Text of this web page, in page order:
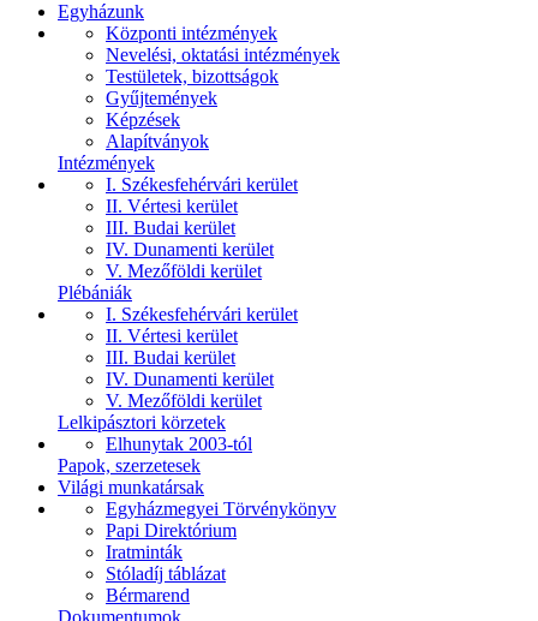
Egyházunk
Központi intézmények
Nevelési, oktatási intézmények
Testületek, bizottságok
Gyűjtemények
Képzések
Alapítványok
Intézmények
I. Székesfehérvári kerület
II. Vértesi kerület
III. Budai kerület
IV. Dunamenti kerület
V. Mezőföldi kerület
Plébániák
I. Székesfehérvári kerület
II. Vértesi kerület
III. Budai kerület
IV. Dunamenti kerület
V. Mezőföldi kerület
Lelkipásztori körzetek
Elhunytak 2003-tól
Papok, szerzetesek
Világi munkatársak
Egyházmegyei Törvénykönyv
Papi Direktórium
Iratminták
Stóladíj táblázat
Bérmarend
Dokumentumok